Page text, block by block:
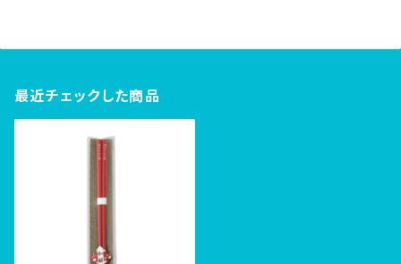
最近チェックした商品